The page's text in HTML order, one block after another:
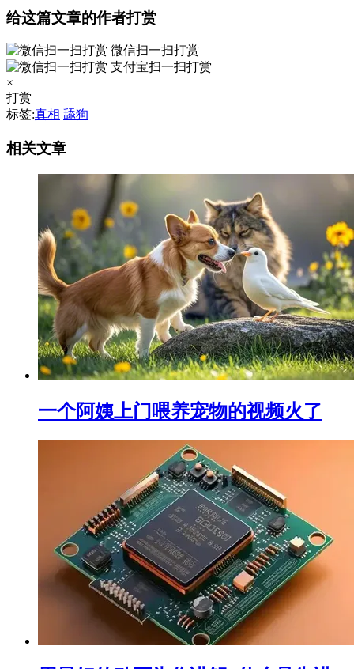
给这篇文章的作者打赏
微信扫一扫打赏
支付宝扫一扫打赏
×
打赏
标签:真相 舔狗
相关文章
一个阿姨上门喂养宠物的视频火了